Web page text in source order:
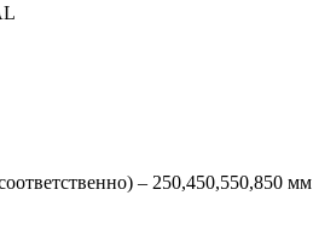
– 250,450,550,850 мм